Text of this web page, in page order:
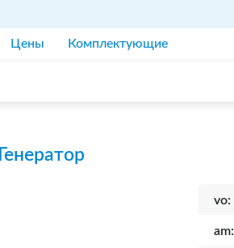
Цены Комплектующие
Генератор
vo:
am: